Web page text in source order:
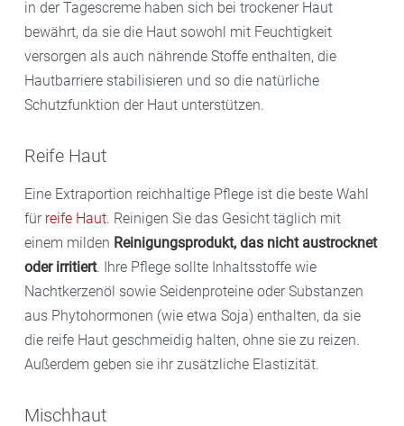
in der Tagescreme haben sich bei trockener Haut
bewährt, da sie die Haut sowohl mit Feuchtigkeit
versorgen als auch nährende Stoffe enthalten, die
Hautbarriere stabilisieren und so die natürliche
Schutzfunktion der Haut unterstützen.
Reife Haut
Eine Extraportion reichhaltige Pflege ist die beste Wahl
für reife Haut. Reinigen Sie das Gesicht täglich mit
einem milden Reinigungsprodukt, das nicht austrocknet
oder irritiert. Ihre Pflege sollte Inhaltsstoffe wie
Nachtkerzenöl sowie Seidenproteine oder Substanzen
aus Phytohormonen (wie etwa Soja) enthalten, da sie
die reife Haut geschmeidig halten, ohne sie zu reizen.
Außerdem geben sie ihr zusätzliche Elastizität.
Mischhaut